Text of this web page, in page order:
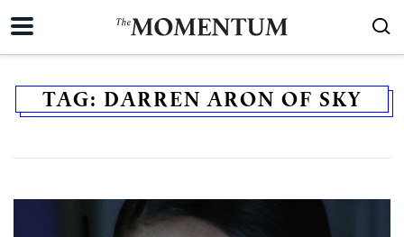
TAG: DARREN ARON OF SKY